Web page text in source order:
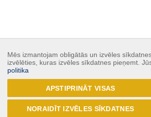
Mēs izmantojam obligātās un izvēles
izvēlēties, kuras izvēles sīkdatnes pieņemt.
politika
APSTIPRINĀT VISAS
NORAIDĪT IZVĒLES SĪKDATNES